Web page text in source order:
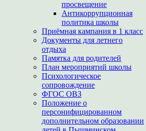
просвещение
Антикоррупционная
политика школы
Приёмная кампания в 1 класс
Документы для летнего
отдыха
Памятка для родителей
План мероприятий школы
Психологическое
сопровождение
ФГОС ОВЗ
Положение о
персонифицированном
дополнительном образовании